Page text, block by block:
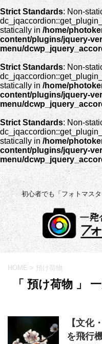
Strict Standards: Non-
statically in /home/
content/plugins/jquery-
menu/
Strict Standards: Non-
statically in /home/
content/plugins/jquery-
menu/
Strict Standards: Non-
statically in /home/
content/plugins/jquery-
menu/
初心者でも「フォトマス
HOME > 預け荷物
「 預け荷物 」
【文化
を飛行